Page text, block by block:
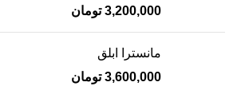
3,200,000 تومان
مانسترا ابلق
3,600,000 تومان